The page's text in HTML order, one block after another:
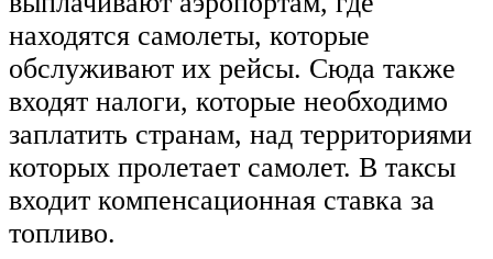
находятся самолеты, которые
обслуживают их рейсы. Сюда также
входят налоги, которые необходимо
заплатить странам, над территориями
которых пролетает самолет. В таксы
входит компенсационная ставка за
топливо.